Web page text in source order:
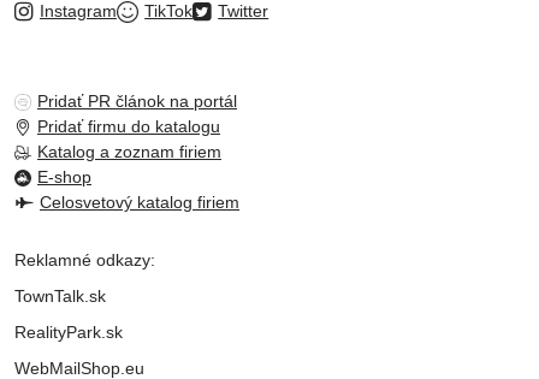
Instagram
TikTok Twitter
Pridať PR článok na portál
Pridať firmu do katalogu
Katalog a zoznam firiem
E-shop
Celosvetový katalog firiem
Reklamné odkazy:
TownTalk.sk
RealityPark.sk
WebMailShop.eu